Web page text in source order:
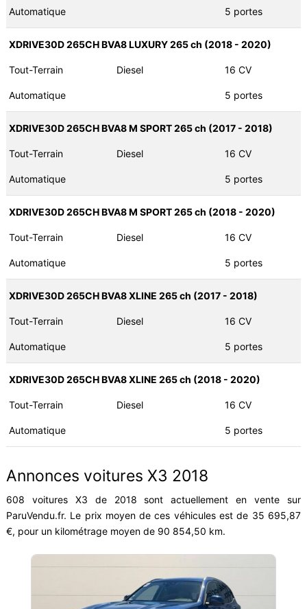
Automatique 5 portes
XDRIVE30D 265CH BVA8 LUXURY 265 ch (2018 - 2020)
Tout-Terrain Diesel 16 CV
Automatique 5 portes
XDRIVE30D 265CH BVA8 M SPORT 265 ch (2017 - 2018)
Tout-Terrain Diesel 16 CV
Automatique 5 portes
XDRIVE30D 265CH BVA8 M SPORT 265 ch (2018 - 2020)
Tout-Terrain Diesel 16 CV
Automatique 5 portes
XDRIVE30D 265CH BVA8 XLINE 265 ch (2017 - 2018)
Tout-Terrain Diesel 16 CV
Automatique 5 portes
XDRIVE30D 265CH BVA8 XLINE 265 ch (2018 - 2020)
Tout-Terrain Diesel 16 CV
Automatique 5 portes
Annonces voitures X3 2018
608 voitures X3 de 2018 sont actuellement en vente sur
ParuVendu.fr. Le prix moyen de ces véhicules est de 35 695,87
€, pour un kilométrage moyen de 90 854,50 km.